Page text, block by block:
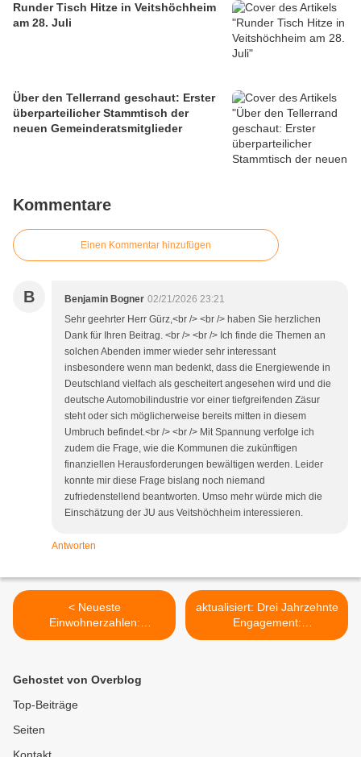
Runder Tisch Hitze in Veitshöchheim
am 28. Juli
Über den Tellerrand geschaut: Erster
überparteilicher Stammtisch der
neuen Gemeinderatsmitglieder
Kommentare
Einen Kommentar hinzufügen
B Benjamin Bogner 02/21/2026 23:21
Sehr geehrter Herr Gürz,<br /> <br /> haben Sie herzlichen
Dank für Ihren Beitrag. <br /> <br /> Ich finde die Themen an
solchen Abenden immer wieder sehr interessant
insbesondere wenn man bedenkt, dass die Energiewende in
Deutschland vielfach als gescheitert angesehen wird und die
deutsche Automobilindustrie vor einer tiefgreifenden Zäsur
steht oder sich möglicherweise bereits mitten in diesem
Umbruch befindet.<br /> <br /> Mit Spannung verfolge ich
zudem die Frage, wie die Kommunen die zukünftigen
finanziellen Herausforderungen bewältigen werden. Leider
konnte mir diese Frage bislang noch niemand
zufriedenstellend beantworten. Umso mehr würde mich die
Einschätzung der JU aus Veitshöchheim interessieren.
Antworten
< Neueste
Einwohnerzahlen:
Veitshöchheim kratzt wieder
aktualisiert: Drei Jahrzehnte
Engagement:
Veitshöchheimer Grüne
Gehostet von Overblog
Top-Beiträge
Seiten